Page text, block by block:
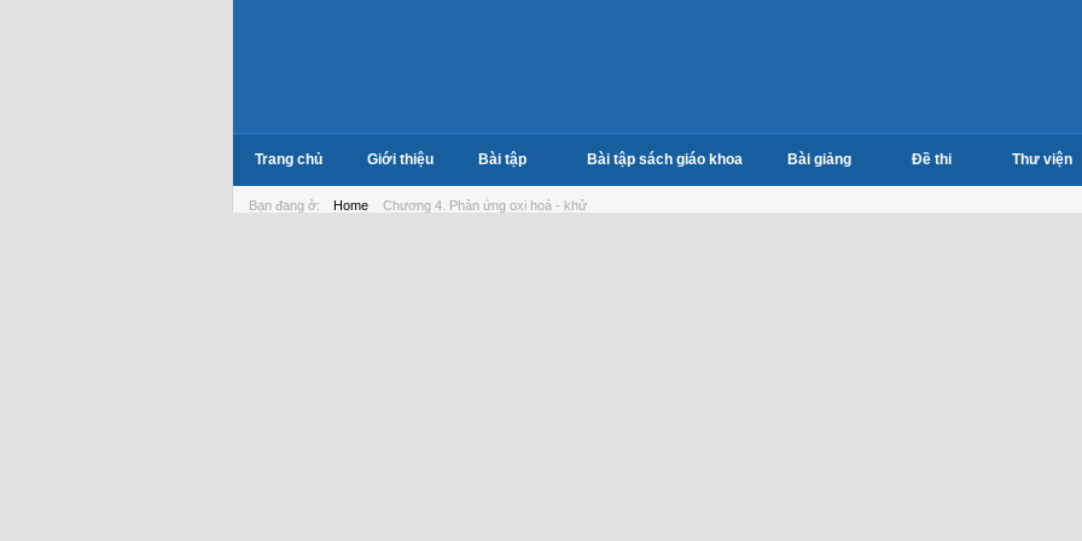
Trang chủ Giới thiệu Bài tập Bài tập sách giáo khoa Bài giảng Đề thi Thư viện
Bạn đang ở: Home Chương 4. Phản ứng oxi hoá - khử